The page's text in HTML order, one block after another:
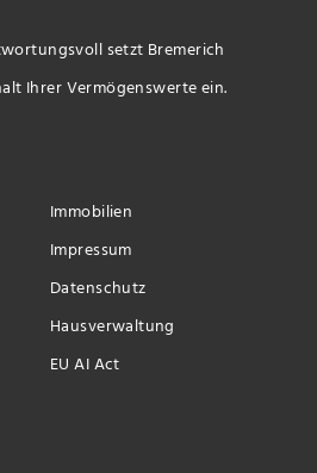
setzt Bremerich
Ihrer Vermögenswerte ein.
Immobilien
Impressum
Datenschutz
Hausverwaltung
EU AI Act